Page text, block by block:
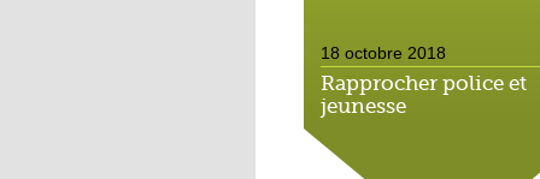
18 octobre 2018
Rapprocher police et
jeunesse
18 octobre 2018